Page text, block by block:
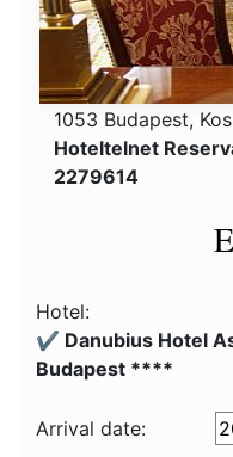
1053 Budapest,
Hoteltelnet
2279614
Hotel:
✔️ Danubius Hotel
Budapest ****
Arrival date: